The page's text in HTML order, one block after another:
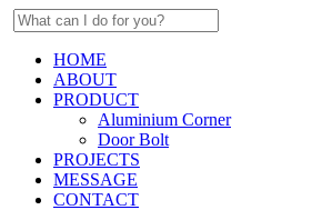
HOME
ABOUT
PRODUCT
Aluminium Corner
Door Bolt
PROJECTS
MESSAGE
CONTACT